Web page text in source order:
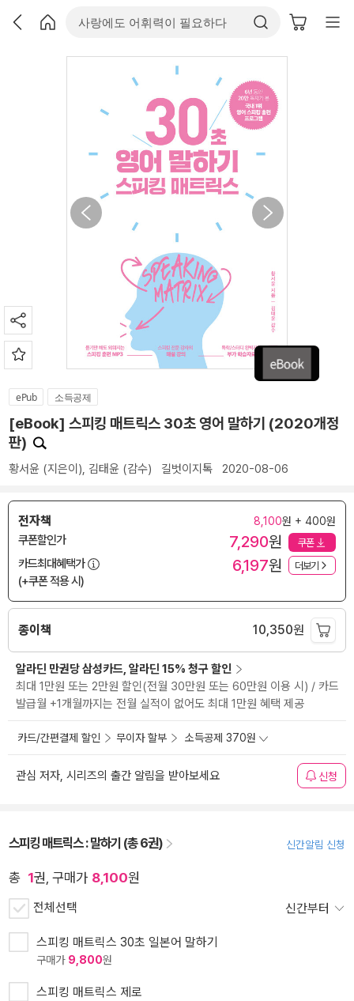
ePub 소득공제
[eBook] 스피킹 매트릭스 30초 영어 말하기 (2020개정
판)
황서윤 (지은이), 김태윤 (감수) 길벗이지톡 2020-08-06
전자책 8,100원 + 400원
쿠폰할인가 7,290원 쿠폰
카드최대혜택가
(+쿠폰 적용 시)
6,197원 더보기
종이책 10,350원
알라딘 만권당 삼성카드, 알라딘 15% 청구 할인
최대 1만원 또는 2만원 할인(전월 30만원 또는 60만원 이용 시) / 카드
발급월 +1개월까지는 전월 실적이 없어도 최대 1만원 혜택 제공
카드/간편결제 할인 무이자 할부 소득공제 370원
관심 저자, 시리즈의 출간 알림을 받아보세요 신청
스피킹 매트릭스 : 말하기 (총 6권) 신간알림 신청
총 1권, 구매가 8,100원
전체선택 신간부터
스피킹 매트릭스 30초 일본어 말하기
구매가 9,800원
스피킹 매트릭스 제로